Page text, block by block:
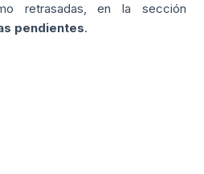
retrasadas, en la sección
pendientes.